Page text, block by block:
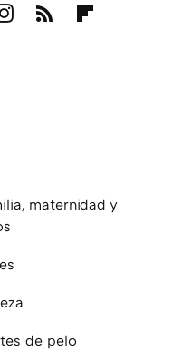
maternidad y
de pelo